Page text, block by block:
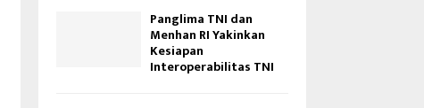
Panglima TNI dan
Menhan RI Yakinkan
Kesiapan
Interoperabilitas TNI